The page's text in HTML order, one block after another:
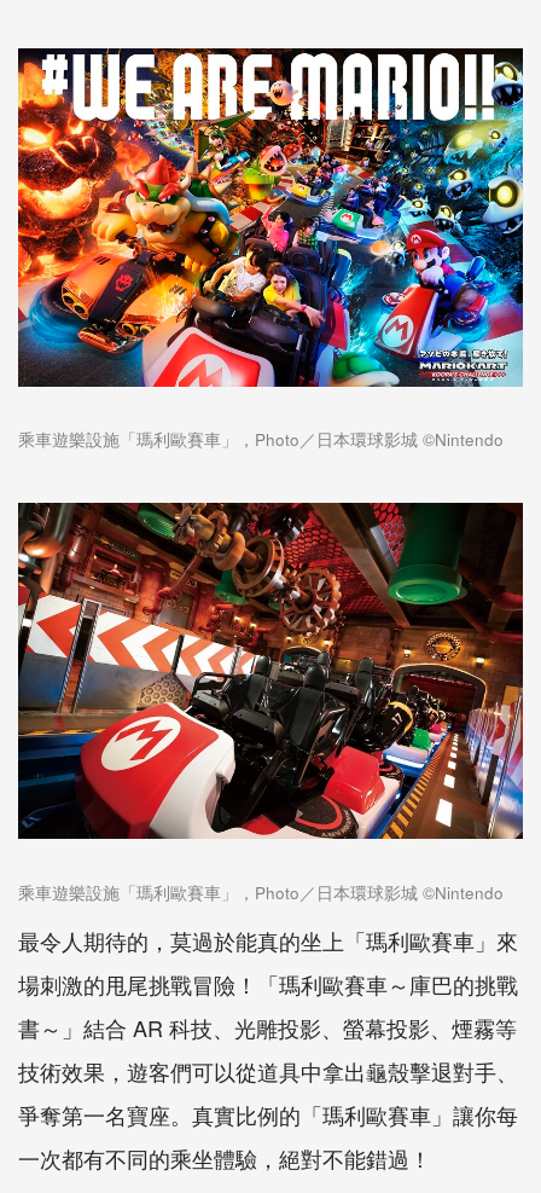
乘車遊樂設施「瑪利歐賽車」，Photo／日本環球影城 ©Nintendo
乘車遊樂設施「瑪利歐賽車」，Photo／日本環球影城 ©Nintendo
最令人期待的，莫過於能真的坐上「瑪利歐賽車」來
場刺激的甩尾挑戰冒險！「瑪利歐賽車～庫巴的挑戰
書～」結合 AR 科技、光雕投影、螢幕投影、煙霧等
技術效果，遊客們可以從道具中拿出龜殼擊退對手、
爭奪第一名寶座。真實比例的「瑪利歐賽車」讓你每
一次都有不同的乘坐體驗，絕對不能錯過！